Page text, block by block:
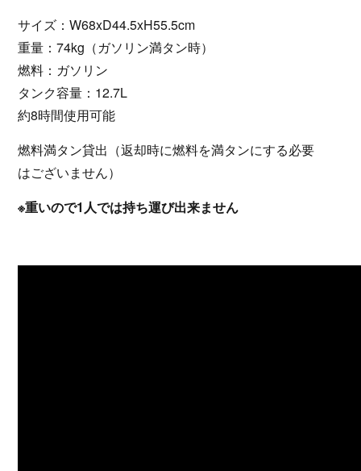
サイズ：W68xD44.5xH55.5cm
重量：74kg（ガソリン満タン時）
燃料：ガソリン
タンク容量：12.7L
約8時間使用可能
燃料満タン貸出（返却時に燃料を満タンにする必要
はございません）
※重いので1人では持ち運び出来ません